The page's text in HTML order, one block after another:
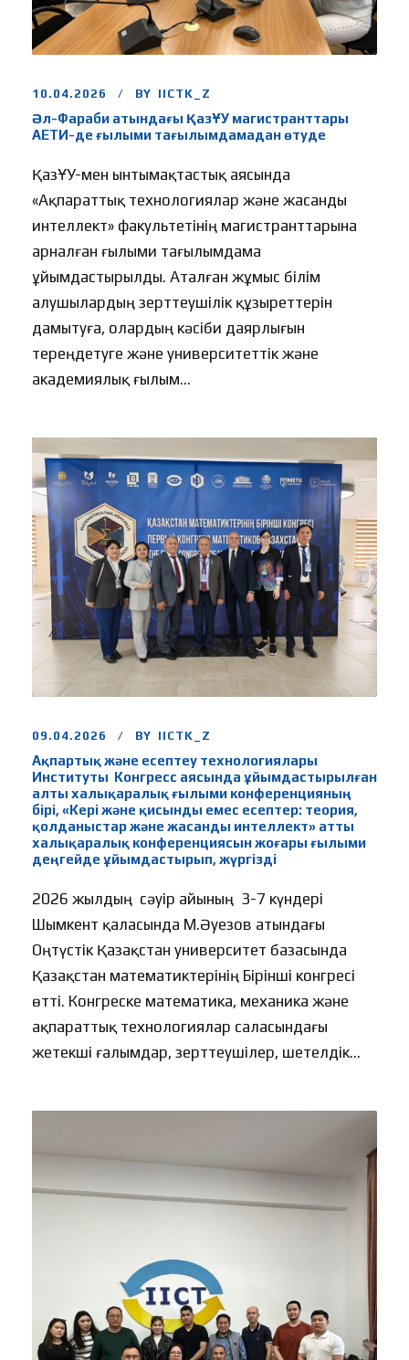
10.04.2026 BY IICTK_Z
Әл-Фараби атындағы ҚазҰУ магистранттары
АЕТИ-де ғылыми тағылымдамадан өтуде
ҚазҰУ-мен ынтымақтастық аясында
«Ақпараттық технологиялар және жасанды
интеллект» факультетінің магистранттарына
арналған ғылыми тағылымдама
ұйымдастырылды. Аталған жұмыс білім
алушылардың зерттеушілік құзыреттерін
дамытуға, олардың кәсіби даярлығын
тереңдетуге және университеттік және
академиялық ғылым...
09.04.2026 BY IICTK_Z
Ақпартық және есептеу технологиялары
Институты Конгресс аясында ұйымдастырылған
алты халықаралық ғылыми конференцияның
бірі, «Кері және қисынды емес есептер: теория,
қолданыстар және жасанды интеллект» атты
халықаралық конференциясын жоғары ғылыми
деңгейде ұйымдастырып, жүргізді
2026 жылдың сәуір айының 3-7 күндері
Шымкент қаласында М.Әуезов атындағы
Оңтүстік Қазақстан университет базасында
Қазақстан математиктерінің Бірінші конгресі
өтті. Конгреске математика, механика және
ақпараттық технологиялар саласындағы
жетекші ғалымдар, зерттеушілер, шетелдік...